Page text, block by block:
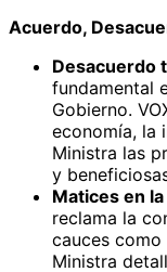
Acuerdo,
Desacuerdo
fundamental
Gobierno.
economía, la
Ministra las
y
Matices en
reclama la
cauces
Ministra